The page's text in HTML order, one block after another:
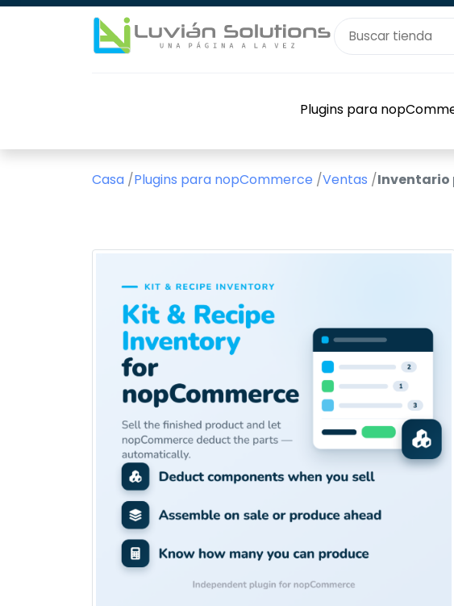
Plugins para
Casa /Plugins para nopCommerce /Ventas /Inventario